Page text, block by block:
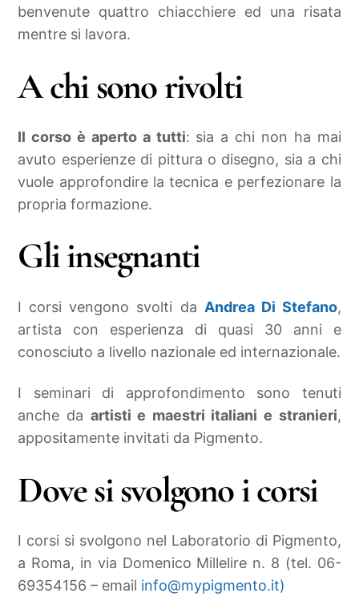
benvenute quattro chiacchiere ed una risata
mentre si lavora.
A chi sono rivolti
Il corso è aperto a tutti: sia a chi non ha mai
avuto esperienze di pittura o disegno, sia a chi
vuole approfondire la tecnica e perfezionare la
propria formazione.
Gli insegnanti
I corsi vengono svolti da Andrea Di Stefano,
artista con esperienza di quasi 30 anni e
conosciuto a livello nazionale ed internazionale.
I seminari di approfondimento sono tenuti
anche da artisti e maestri italiani e stranieri,
appositamente invitati da Pigmento.
Dove si svolgono i corsi
I corsi si svolgono nel Laboratorio di Pigmento,
a Roma, in via Domenico Millelire n. 8 (tel. 06-
69354156 – email info@mypigmento.it)